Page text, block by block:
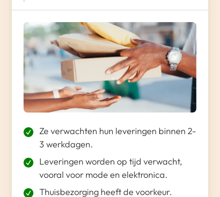
Ze verwachten hun leveringen binnen 2-
3 werkdagen.
Leveringen worden op tijd verwacht,
vooral voor mode en elektronica.
Thuisbezorging heeft de voorkeur.